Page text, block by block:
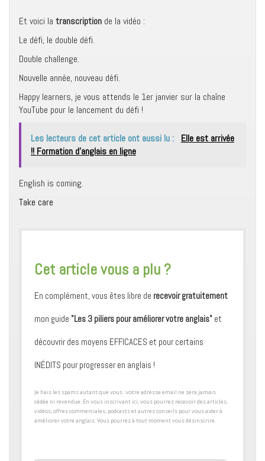
Et voici la transcription de la vidéo :
Le défi, le double défi.
Double challenge.
Nouvelle année, nouveau défi.
Happy learners, je vous attends le 1er janvier sur la chaîne
YouTube pour le lancement du défi !
Les lecteurs de cet article ont aussi lu :
Elle est arrivée
!! Formation d'anglais en ligne
English is coming.
Take care
​Cet article vous a plu ?
En complément, vous êtes libre de recevoir gratuitement
mon guide "Les 3 piliers pour améliorer votre anglais" et
découvrir des moyens ​EFFICACES et pour certains ​
INÉDITS pour progresser en anglais !
​Je hais les spams autant que vous : votre adresse email ne sera jamais
cédée ni revendue. En vous inscrivant ici, vous pourrez recevoir des articles,
vidéos, offres commerciales, podcasts et autres conseils pour ​vous aider à
améliorer votre anglais. Vous pourrez à tout moment vous désinscrire.